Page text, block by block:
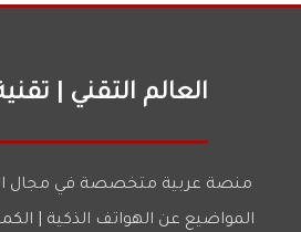
العالم التقني |
منصة عربية متخصصة في مجال
المواضيع عن الهواتف الذكية |